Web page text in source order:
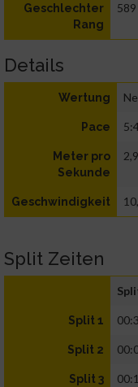
Geschlechter
Rang
589
Details
Wertung
Pace
Meter pro
Sekunde
Geschwindigkeit
Split Zeiten
Split 1
Split 2
Split 3